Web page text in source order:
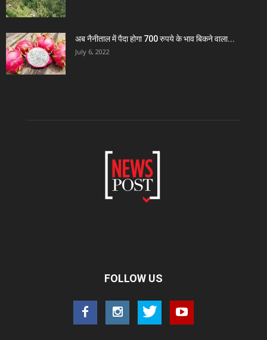
अब नैनीताल में पैदा होगा 700 रुपये के भाव बिकने वाला...
July 6, 2022
FOLLOW US